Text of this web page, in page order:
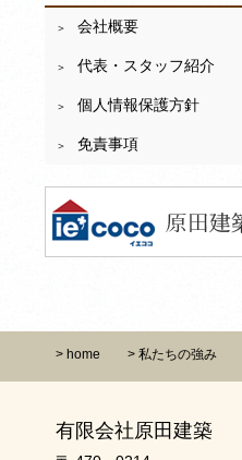
会社概要
代表・スタッフ紹介
個人情報保護方針
免責事項
home 私たちの強み
有限会社原田建築